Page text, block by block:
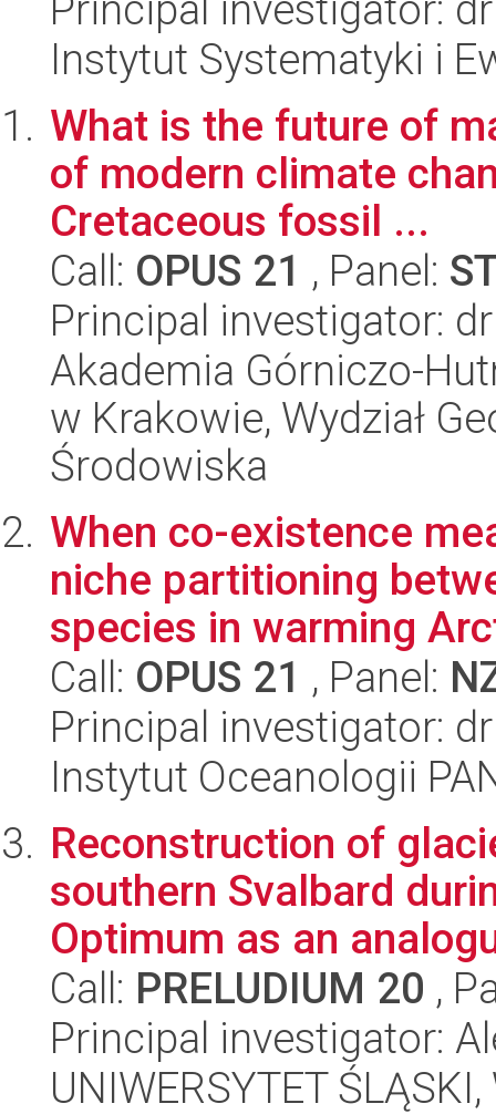
Instytut Systematyki i
What is the future of
of modern climate
Cretaceous fossil ...
Call: OPUS 21 , Panel:
Principal investigator:
Akademia Górniczo-
w Krakowie, Wydział
Środowiska
When co-existence
niche partitioning
species in warming
Call: OPUS 21 , Panel:
Principal investigator:
Instytut Oceanologii
Reconstruction of
southern Svalbard
Optimum as an
Call: PRELUDIUM 20 ,
Principal investigator:
UNIWERSYTET